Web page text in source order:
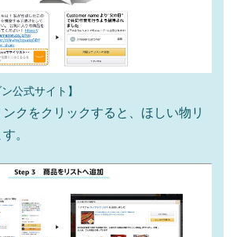
公式サイト】
ンクをクリックすると、ほしい物リ
。